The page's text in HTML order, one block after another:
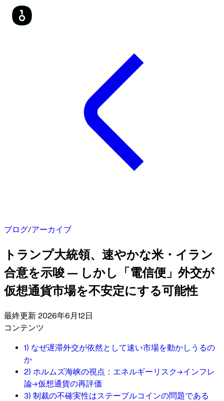
ブログ/アーカイブ
トランプ大統領、速やかな米・イラン
合意を示唆 — しかし「電信便」外交が
仮想通貨市場を不安定にする可能性
最終更新 2026年6月12日
コンテンツ
1) なぜ遅滞外交が依然として速い市場を動かしうるの
か
2) ホルムズ海峡の視点：エネルギーリスク→インフレ
論→仮想通貨の再評価
3) 制裁の不確実性はステーブルコインの問題である